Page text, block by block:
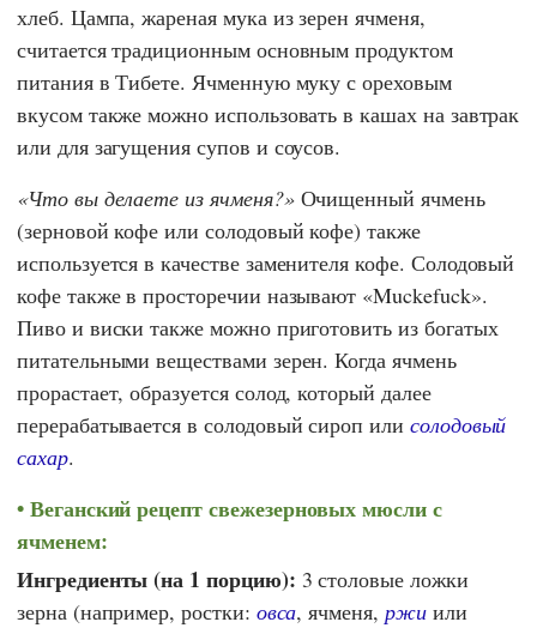
хлеб. Цампа, жареная мука из зерен ячменя,
считается традиционным основным продуктом
питания в Тибете. Ячменную муку с ореховым
вкусом также можно использовать в кашах на завтрак
или для загущения супов и соусов.
Что вы делаете из ячменя? Очищенный ячмень
(зерновой кофе или солодовый кофе) также
используется в качестве заменителя кофе. Солодовый
кофе также в просторечии называют «Muckefuck».
Пиво и виски также можно приготовить из богатых
питательными веществами зерен. Когда ячмень
прорастает, образуется солод, который далее
перерабатывается в солодовый сироп или солодовый
сахар.
Веганский рецепт свежезерновых мюсли с
ячменем:
Ингредиенты (на 1 порцию): 3 столовые ложки
зерна (например, ростки: овса, ячменя, ржиили